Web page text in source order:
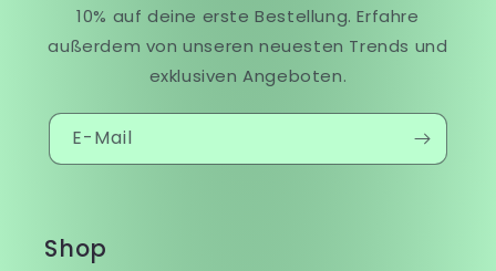
10% auf deine erste Bestellung. Erfahre
außerdem von unseren neuesten Trends und
exklusiven Angeboten.
E-Mail
Shop